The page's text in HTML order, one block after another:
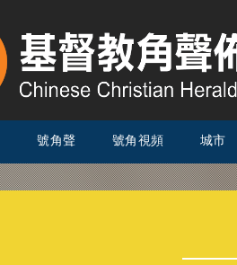
號角聲 號角視頻 城市